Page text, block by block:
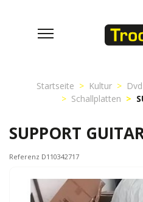
Startseite Kultur
Schallplatten
SUPPORT
Referenz D110342717